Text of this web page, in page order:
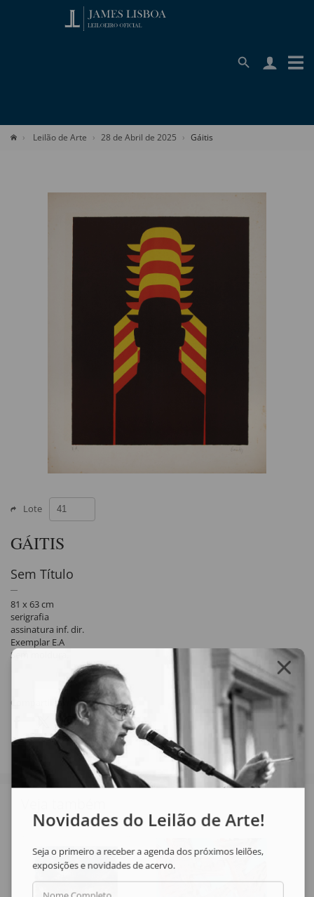
Leilão de Arte 28 de Abril de 2025 Gáitis
Lote
GÁITIS
Sem Título
81 x 63 cm
serigrafia
assinatura inf. dir.
Exemplar E.A
Sem moldura.
Compartilhar
Novidades do Leilão de Arte!
Seja o primeiro a receber a agenda dos próximos leilões,
exposições e novidades de acervo.